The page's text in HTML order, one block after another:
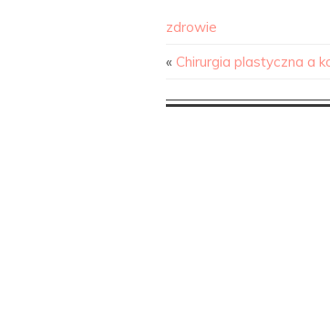
zdrowie
« Chirurgia plastyczna a